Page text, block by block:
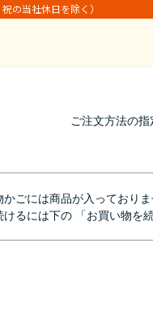
当社休日を除く）
ご注文方法の指
ごには商品が入っておりま
るには下の 「お買い物を